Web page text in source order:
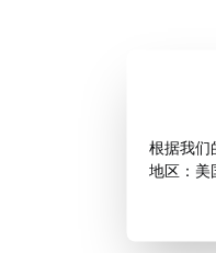
根据我们
地区：美